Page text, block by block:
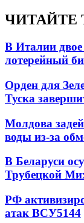
ЧИТАЙТЕ
В Италии
лотерейный
Орден для
Туска
Молдова
воды из-за
В Беларуси
Трубецкой
РФ
атак ВСУ5144